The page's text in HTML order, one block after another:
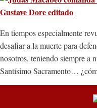
En tiempos especialmente
desafiar a la muerte para
nosotros, teniendo siempre a
Santísimo Sacramento…